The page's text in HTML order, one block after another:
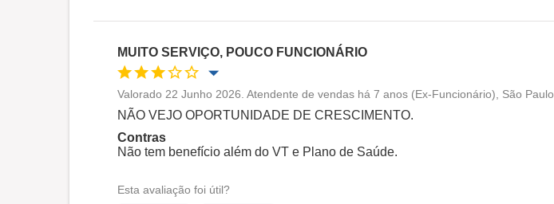
MUITO SERVIÇO, POUCO FUNCIONÁRIO
Oportunidade de promoção
Ambiente de trabalho
Conciliação com a vida familiar
Benefícios
Recomenda esta empresa
Valorado 22 Junho 2026. Atendente de vendas há 7 anos (Ex-Funcionário), São Paulo
NÃO VEJO OPORTUNIDADE DE CRESCIMENTO.
Contras
Não tem benefício além do VT e Plano de Saúde.
Esta avaliação foi útil?